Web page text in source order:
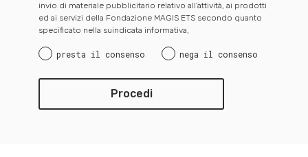
invio di materiale pubblicitario relativo all’attività, ai prodotti
ed ai servizi della Fondazione MAGIS ETS secondo quanto
specificato nella suindicata informativa,
presta il consenso nega il consenso